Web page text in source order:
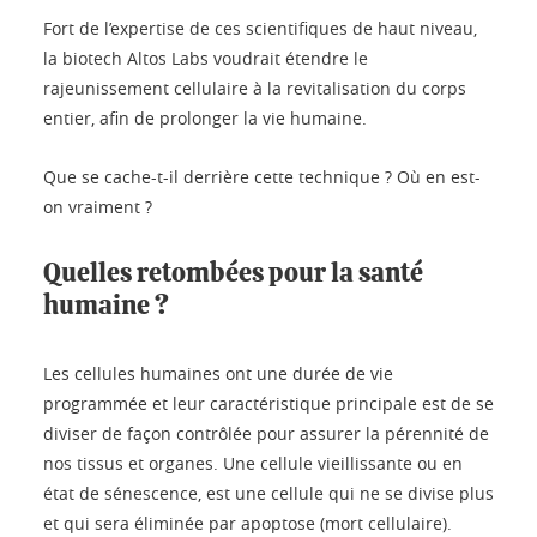
Fort de l’expertise de ces scientifiques de haut niveau,
la biotech Altos Labs voudrait étendre le
rajeunissement cellulaire à la revitalisation du corps
entier, afin de prolonger la vie humaine.
Que se cache-t-il derrière cette technique ? Où en est-
on vraiment ?
Quelles retombées pour la santé
humaine ?
Les cellules humaines ont une durée de vie
programmée et leur caractéristique principale est de se
diviser de façon contrôlée pour assurer la pérennité de
nos tissus et organes. Une cellule vieillissante ou en
état de sénescence, est une cellule qui ne se divise plus
et qui sera éliminée par apoptose (mort cellulaire).